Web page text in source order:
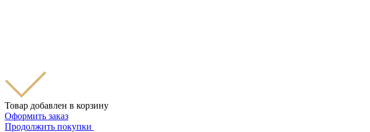
Товар добавлен в корзину
Оформить заказ
Продолжить покупки